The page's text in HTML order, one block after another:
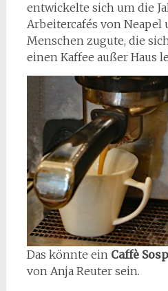
entwickelte sich um die
Arbeitercafés von
Menschen zugute, die
einen Kaffee außer Haus
Das könnte ein Caffè
von Anja Reuter sein.